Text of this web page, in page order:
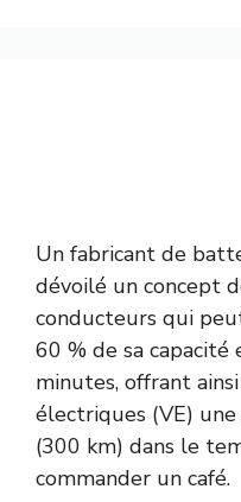
Un fabricant de
dévoilé un concept
conducteurs qui
60 % de sa capacité
minutes, offrant
électriques (VE)
(300 km) dans le
commander un café.